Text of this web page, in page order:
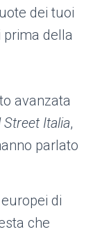
dei tuoi
prima della
avanzata
Street Italia,
parlato
di
che